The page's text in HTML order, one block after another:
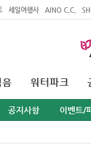
세일여행사 AINO C.C.
공지사항 이벤트/
음 워터파크